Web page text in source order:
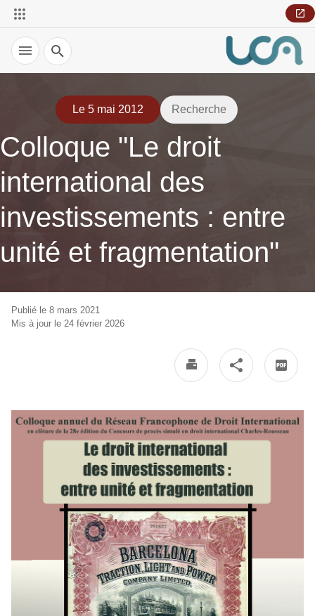
Recherche
Le 5 mai 2012 Recherche
Colloque "Le droit
international des
investissements : entre
unité et fragmentation"
Publié le 8 mars 2021
Mis à jour le 24 février 2026